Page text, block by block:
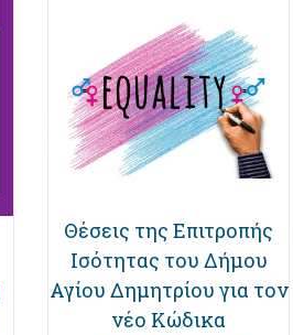
Θέσεις της Επιτροπής
Ισότητας του Δήμου
Αγίου Δημητρίου για τον
νέο Κώδικα